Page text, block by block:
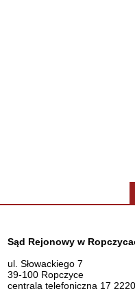
Dane
Sąd Rejonowy w
ul. Słowackiego 7
39-100 Ropczyce
centrala telefoniczna 17